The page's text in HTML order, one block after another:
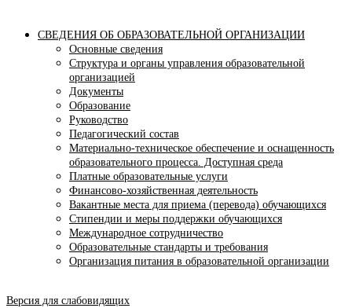
СВЕДЕНИЯ ОБ ОБРАЗОВАТЕЛЬНОЙ ОРГАНИЗАЦИИ
Основные сведения
Структура и органы управления образовательной
организацией
Документы
Образование
Руководство
Педагогический состав
Материально-техническое обеспечение и оснащенность
образовательного процесса. Доступная среда
Платные образовательные услуги
Финансово-хозяйственная деятельность
Вакантные места для приема (перевода) обучающихся
Стипендии и меры поддержки обучающихся
Международное сотрудничество
Образовательные стандарты и требования
Организация питания в образовательной организации
Версия для слабовидящих